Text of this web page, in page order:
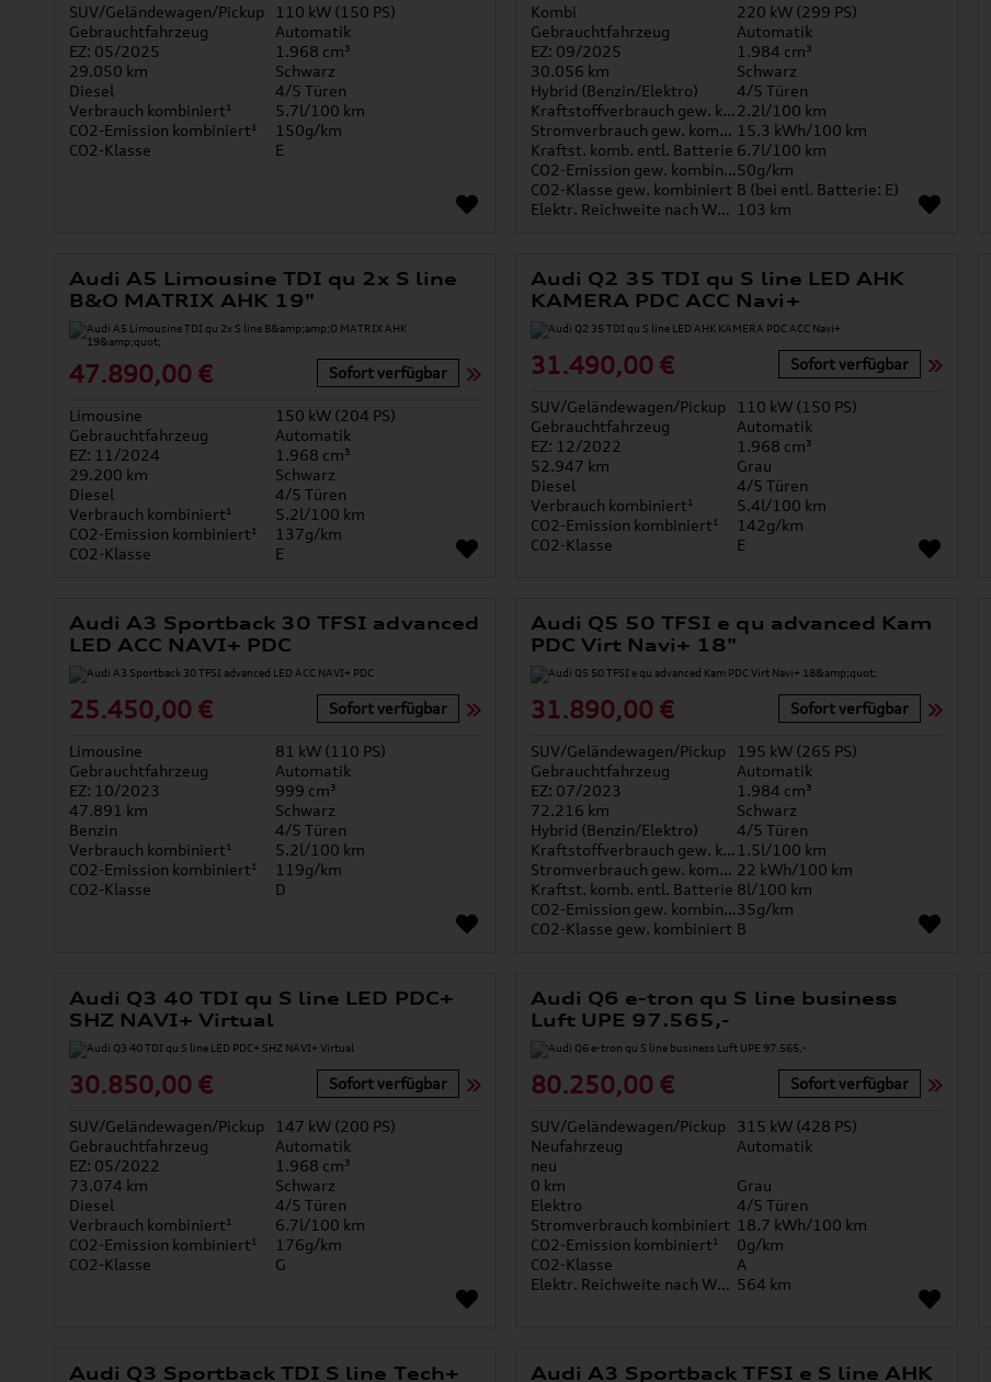
SUV/Geländewagen/Pickup
110 kW (150 PS)
Gebrauchtfahrzeug
Automatik
EZ: 05/2025
1.968 cm³
29.050 km
Schwarz
Diesel
4/5 Türen
Verbrauch kombiniert¹
5.7l/100 km
CO2-Emission kombiniert¹
150g/km
CO2-Klasse
E
Kombi
220 kW (299 PS)
Gebrauchtfahrzeug
Automatik
EZ: 09/2025
1.984 cm³
30.056 km
Schwarz
Hybrid (Benzin/Elektro)
4/5 Türen
Kraftstoffverbrauch gew. kombiniert2.2l/100 km
Stromverbrauch gew. kombiniert 15.3 kWh/100 km
Kraftst. komb. entl. Batterie 6.7l/100 km
CO2-Emission gew. kombiniert50g/km
CO2-Klasse gew. kombiniert B (bei entl. Batterie: E)
Elektr. Reichweite nach WLTP* 103 km
Audi A5 Limousine TDI qu 2x S line
B&O MATRIX AHK 19"
47.890,00 € Sofort verfügbar
Limousine
150 kW (204 PS)
Gebrauchtfahrzeug
Automatik
EZ: 11/2024
1.968 cm³
29.200 km
Schwarz
Diesel
4/5 Türen
Verbrauch kombiniert¹
5.2l/100 km
CO2-Emission kombiniert¹
137g/km
CO2-Klasse
E
Audi Q2 35 TDI qu S line LED AHK
KAMERA PDC ACC Navi+
31.490,00 € Sofort verfügbar
SUV/Geländewagen/Pickup
110 kW (150 PS)
Gebrauchtfahrzeug
Automatik
EZ: 12/2022
1.968 cm³
52.947 km
Grau
Diesel
4/5 Türen
Verbrauch kombiniert¹
5.4l/100 km
CO2-Emission kombiniert¹
142g/km
CO2-Klasse
E
Audi A3 Sportback 30 TFSI advanced
LED ACC NAVI+ PDC
25.450,00 € Sofort verfügbar
Limousine
81 kW (110 PS)
Gebrauchtfahrzeug
Automatik
EZ: 10/2023
999 cm³
47.891 km
Schwarz
Benzin
4/5 Türen
Verbrauch kombiniert¹
5.2l/100 km
CO2-Emission kombiniert¹
119g/km
CO2-Klasse
D
Audi Q5 50 TFSI e qu advanced Kam
PDC Virt Navi+ 18"
31.890,00 € Sofort verfügbar
SUV/Geländewagen/Pickup
195 kW (265 PS)
Gebrauchtfahrzeug
Automatik
EZ: 07/2023
1.984 cm³
72.216 km
Schwarz
Hybrid (Benzin/Elektro)
4/5 Türen
Kraftstoffverbrauch gew. kombiniert 1.5l/100 km
Stromverbrauch gew. kombiniert 22 kWh/100 km
Kraftst. komb. entl. Batterie 8l/100 km
CO2-Emission gew. kombiniert35g/km
CO2-Klasse gew. kombiniert B
Audi Q3 40 TDI qu S line LED PDC+
SHZ NAVI+ Virtual
30.850,00 € Sofort verfügbar
SUV/Geländewagen/Pickup
147 kW (200 PS)
Gebrauchtfahrzeug
Automatik
EZ: 05/2022
1.968 cm³
73.074 km
Schwarz
Diesel
4/5 Türen
Verbrauch kombiniert¹
6.7l/100 km
CO2-Emission kombiniert¹
176g/km
CO2-Klasse
G
Audi Q6 e-tron qu S line business
Luft UPE 97.565,-
80.250,00 € Sofort verfügbar
SUV/Geländewagen/Pickup
315 kW (428 PS)
Neufahrzeug
Automatik
neu
0 km
Grau
Elektro
4/5 Türen
Stromverbrauch kombiniert 18.7 kWh/100 km
CO2-Emission kombiniert¹
0g/km
CO2-Klasse
A
Elektr. Reichweite nach WLTP* 564 km
Audi Q3 Sportback TDI S line Tech+ Audi A3 Sportback TFSI e S line AHK